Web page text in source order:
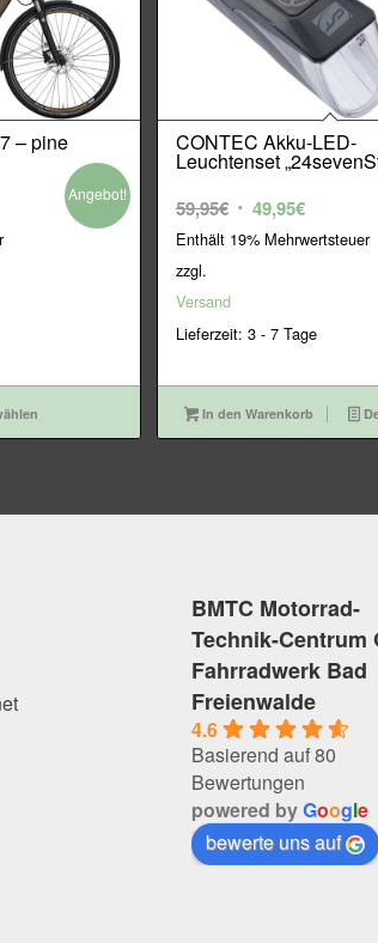
– pine
Angebot!
CONTEC Akku-LED-
Leuchtenset
59,95€ Ursprünglicher
Preis
49,95€Aktueller
Preis
Enthält 19% Mehrwertsteuer
zzgl.
Versand
Lieferzeit: 3 - 7 Tage
In den Warenkorb
BMTC Motorrad-
Technik-Centrum
Fahrradwerk Bad
Freienwalde
4.6
Basierend auf 80
Bewertungen
powered byGoogle
bewerte uns auf